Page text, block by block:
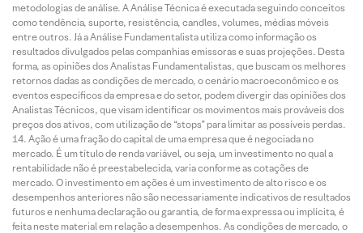
metodologias de análise. A Análise Técnica é executada seguindo conceitos
como tendência, suporte, resistência, candles, volumes, médias móveis
entre outros. Já a Análise Fundamentalista utiliza como informação os
resultados divulgados pelas companhias emissoras e suas projeções. Desta
forma, as opiniões dos Analistas Fundamentalistas, que buscam os melhores
retornos dadas as condições de mercado, o cenário macroeconômico e os
eventos específicos da empresa e do setor, podem divergir das opiniões dos
Analistas Técnicos, que visam identificar os movimentos mais prováveis dos
preços dos ativos, com utilização de “stops” para limitar as possíveis perdas.
Ação é uma fração do capital de uma empresa que é negociada no
mercado. É um título de renda variável, ou seja, um investimento no qual a
rentabilidade não é preestabelecida, varia conforme as cotações de
mercado. O investimento em ações é um investimento de alto risco e os
desempenhos anteriores não são necessariamente indicativos de resultados
futuros e nenhuma declaração ou garantia, de forma expressa ou implícita, é
feita neste material em relação a desempenhos. As condições de mercado, o